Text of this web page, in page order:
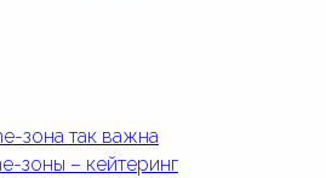
зона так важна
зоны – кейтеринг